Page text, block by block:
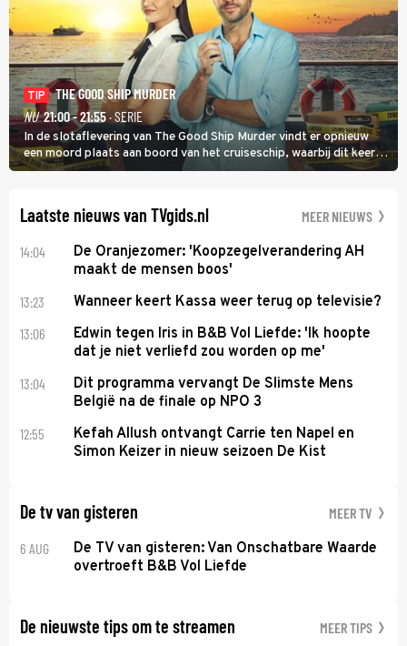
TIP
THE GOOD SHIP MURDER
NU 21:00 - 21:55· SERIE
In de slotaflevering van The Good Ship Murder vindt er opnieuw
een moord plaats aan boord van het cruiseschip, waarbij dit keer
een bemanningslid het slachtoffer is en kapitein Marlowe de dader
Laatste nieuws van TVgids.nl MEER NIEUWS
14:04
De Oranjezomer: 'Koopzegelverandering AH
maakt de mensen boos'
13:23 Wanneer keert Kassa weer terug op televisie?
13:06
Edwin tegen Iris in B&B Vol Liefde: 'Ik hoopte
dat je niet verliefd zou worden op me'
13:04
Dit programma vervangt De Slimste Mens
België na de finale op NPO 3
12:55
Kefah Allush ontvangt Carrie ten Napel en
Simon Keizer in nieuw seizoen De Kist
De tv van gisteren MEER TV
6 AUG
De TV van gisteren: Van Onschatbare Waarde
overtroeft B&B Vol Liefde
De nieuwste tips om te streamen MEER TIPS